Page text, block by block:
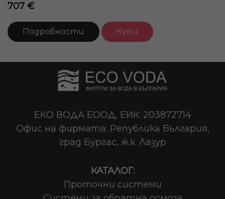
707 €
Подробности Купи
ЕКО ВОДА ЕООД, ЕИК: 203872714
Офис на фирмата: Република България,
град Бургас, ж.к. Лазур
КАТАЛОГ:
Проточни системи